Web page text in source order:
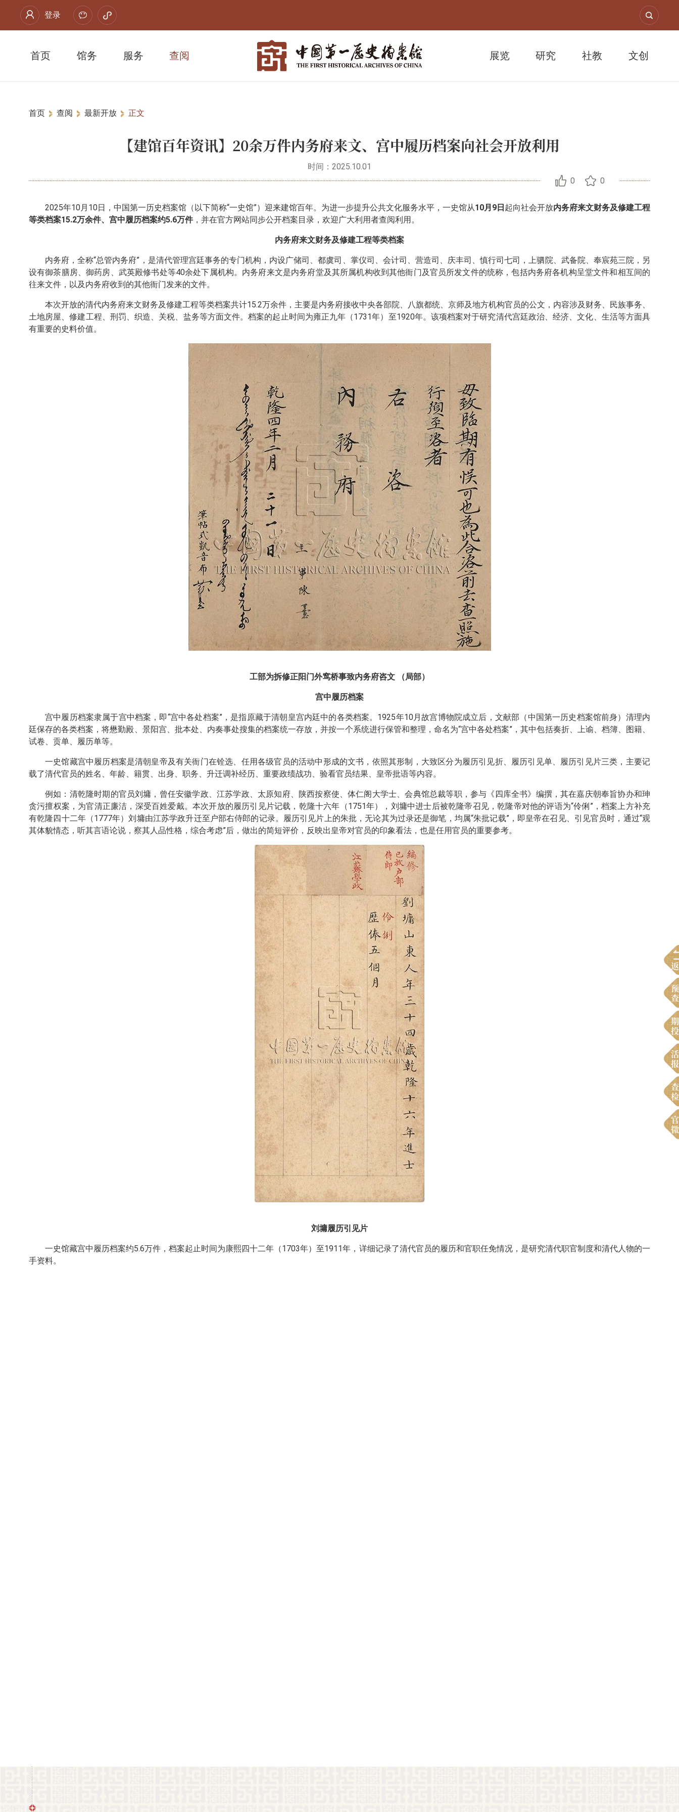
登录
首页 馆务 服务 查阅 展览 研究 社教 文创
首页 查阅 最新开放 正文
【建馆百年资讯】20余万件内务府来文、宫中履历档案向社会开放利用
时间：2025.10.01
0
0
2025年10月10日，中国第一历史档案馆（以下简称“一史馆”）迎来建馆百年。为进一步提升公共文化服务水平，一史馆从10月9日起向社会开放内务府来文财务及修建工程
等类档案15.2万余件、宫中履历档案约5.6万件，并在官方网站同步公开档案目录，欢迎广大利用者查阅利用。
内务府来文财务及修建工程等类档案
内务府，全称“总管内务府”，是清代管理宫廷事务的专门机构，内设广储司、都虞司、掌仪司、会计司、营造司、庆丰司、慎行司七司，上驷院、武备院、奉宸苑三院，另
设有御茶膳房、御药房、武英殿修书处等40余处下属机构。内务府来文是内务府堂及其所属机构收到其他衙门及官员所发文件的统称，包括内务府各机构呈堂文件和相互间的
往来文件，以及内务府收到的其他衙门发来的文件。
本次开放的清代内务府来文财务及修建工程等类档案共计15.2万余件，主要是内务府接收中央各部院、八旗都统、京师及地方机构官员的公文，内容涉及财务、民族事务、
土地房屋、修建工程、刑罚、织造、关税、盐务等方面文件。档案的起止时间为雍正九年（1731年）至1920年。该项档案对于研究清代宫廷政治、经济、文化、生活等方面具
有重要的史料价值。
工部为拆修正阳门外窎桥事致内务府咨文 （局部）
宫中履历档案
宫中履历档案隶属于宫中档案，即“宫中各处档案”，是指原藏于清朝皇宫内廷中的各类档案。1925年10月故宫博物院成立后，文献部（中国第一历史档案馆前身）清理内
廷保存的各类档案，将懋勤殿、景阳宫、批本处、内奏事处搜集的档案统一存放，并按一个系统进行保管和整理，命名为“宫中各处档案”，其中包括奏折、上谕、档簿、图籍、
试卷、贡单、履历单等。
一史馆藏宫中履历档案是清朝皇帝及有关衙门在铨选、任用各级官员的活动中形成的文书，依照其形制，大致区分为履历引见折、履历引见单、履历引见片三类，主要记
载了清代官员的姓名、年龄、籍贯、出身、职务、升迁调补经历、重要政绩战功、验看官员结果、皇帝批语等内容。
例如：清乾隆时期的官员刘墉，曾任安徽学政、江苏学政、太原知府、陕西按察使、体仁阁大学士、会典馆总裁等职，参与《四库全书》编撰，其在嘉庆朝奉旨协办和珅
贪污擅权案，为官清正廉洁，深受百姓爱戴。本次开放的履历引见片记载，乾隆十六年（1751年），刘墉中进士后被乾隆帝召见，乾隆帝对他的评语为“伶俐”，档案上方补充
有乾隆四十二年（1777年）刘墉由江苏学政升迁至户部右侍郎的记录。履历引见片上的朱批，无论其为过录还是御笔，均属“朱批记载”，即皇帝在召见、引见官员时，通过“观
其体貌情态，听其言语论说，察其人品性格，综合考虑”后，做出的简短评价，反映出皇帝对官员的印象看法，也是任用官员的重要参考。
刘墉履历引见片
一史馆藏宫中履历档案约5.6万件，档案起止时间为康熙四十二年（1703年）至1911年，详细记录了清代官员的履历和官职任免情况，是研究清代职官制度和清代人物的一
手资料。